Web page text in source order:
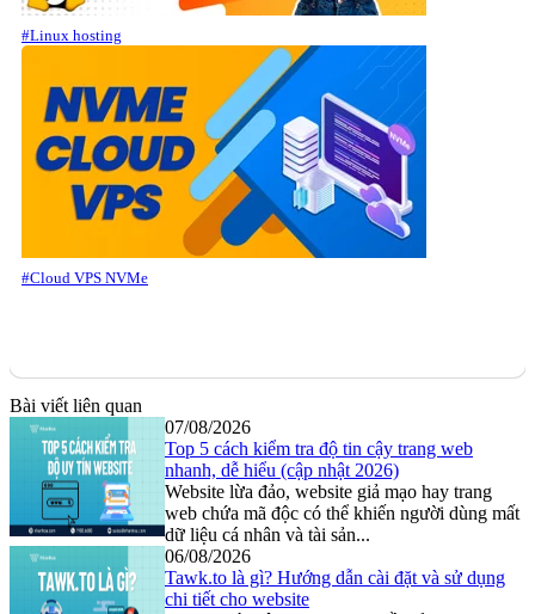
#Linux hosting
#Cloud VPS NVMe
Bài viết liên quan
07/08/2026
Top 5 cách kiểm tra độ tin cậy trang web
nhanh, dễ hiểu (cập nhật 2026)
Website lừa đảo, website giả mạo hay trang
web chứa mã độc có thể khiến người dùng mất
dữ liệu cá nhân và tài sản...
06/08/2026
Tawk.to là gì? Hướng dẫn cài đặt và sử dụng
chi tiết cho website